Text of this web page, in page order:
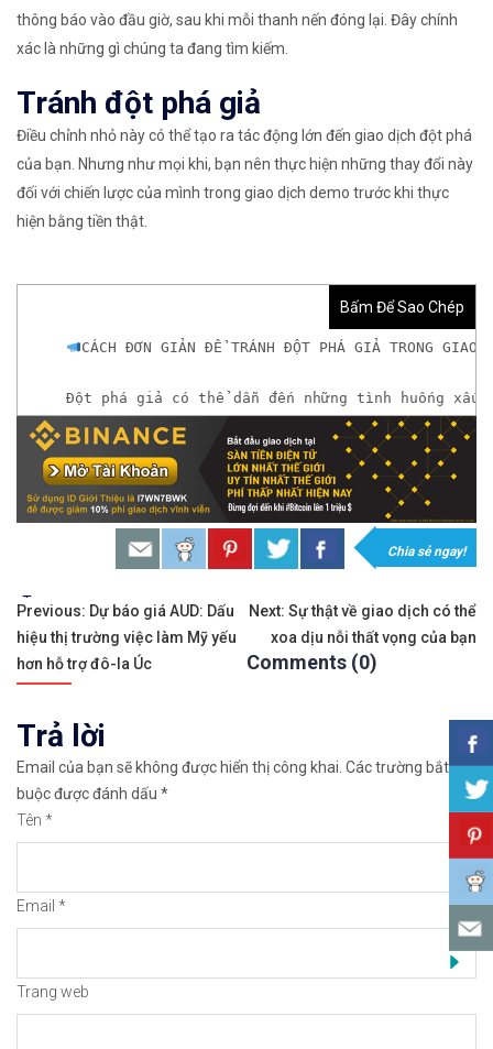
thông báo vào đầu giờ, sau khi mỗi thanh nến đóng lại. Đây chính
xác là những gì chúng ta đang tìm kiếm.
Tránh đột phá giả
Điều chỉnh nhỏ này có thể tạo ra tác động lớn đến giao dịch đột phá
của bạn. Nhưng như mọi khi, bạn nên thực hiện những thay đổi này
đối với chiến lược của mình trong giao dịch demo trước khi thực
hiện bằng tiền thật.
Bấm Để Sao Chép
CÁCH ĐƠN GIẢN ĐỂ TRÁNH ĐỘT PHÁ GIẢ TRONG GIAO
Đột phá giả có thể dẫn đến những tình huống
𝘟𝘦𝘮 𝘤𝘩𝘪 𝘵𝘪ế𝘵: https://chungkhoanforex.com/
𝐌ở 𝐭à𝐢 𝐤𝐡𝐨ả𝐧 𝐠𝐢𝐚𝐨 𝐝ị𝐜𝐡 𝐭ạ𝐢 𝐜á𝐜 𝐬à𝐧 𝐭ố𝐭 𝐧𝐡ấ𝐭 𝐭𝐡ế 𝐠𝐢ớ𝐢
𝘔ở 𝘵à𝘪 𝘬𝘩𝘰ả𝘯 𝘵𝘳ê𝘯 𝘴à𝘯 𝘧𝘰𝘳𝘦𝘹 𝘌𝘹𝘯𝘦𝘴𝘴 𝘜𝘺 𝘛í𝘯 𝘷à
𝘔ở 𝘵à𝘪 𝘬𝘩𝘰ả𝘯 𝘵𝘳ê𝘯 𝘴à𝘯 𝘐𝘊𝘔𝘢𝘳𝘬𝘦𝘵𝘴 𝘯ổ𝘪 𝘵𝘪ế𝘯𝘨
𝘔ở 𝘵à𝘪 𝘬𝘩𝘰ả𝘯 𝘵𝘳ê𝘯 𝘴à𝘯 𝘉𝘪𝘯𝘢𝘯𝘤𝘦 𝘯ổ𝘪 𝘵𝘪ế𝘯𝘨 𝘯𝘩ấ𝘵
Cảm ơn bạn đã xem thông tin Chúc bạn
#icmarkets #binance #exness #taichinh #dautu
Chia sẻ ngay!
Tags:
Điều
hướng
viết
Previous: Dự báo giá AUD: Dấu
hiệu thị trường việc làm Mỹ yếu
hơn hỗ trợ đô-la Úc
Next: Sự thật về giao dịch có thể
xoa dịu nỗi thất vọng của bạn
Comments (0)
Trả lời
Email của bạn sẽ không được hiển thị công khai. Các trường bắt
buộc được đánh dấu *
Tên *
Email *
Trang web